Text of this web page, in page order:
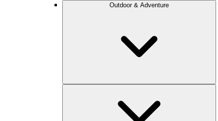
Outdoor & Adventure